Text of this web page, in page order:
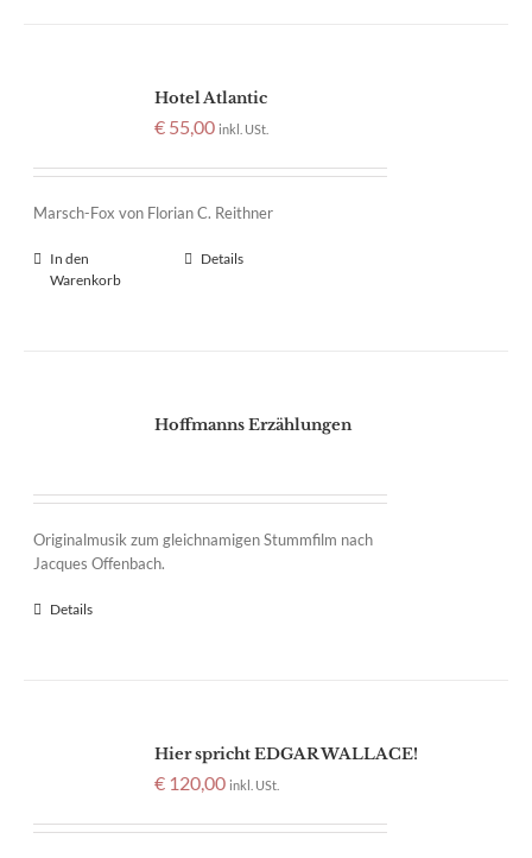
Hotel Atlantic
€ 55,00 inkl. USt.
Marsch-Fox von Florian C. Reithner
In den
Warenkorb
Details
Hoffmanns Erzählungen
Originalmusik zum gleichnamigen Stummfilm nach
Jacques Offenbach.
Details
Hier spricht EDGAR WALLACE!
€ 120,00 inkl. USt.